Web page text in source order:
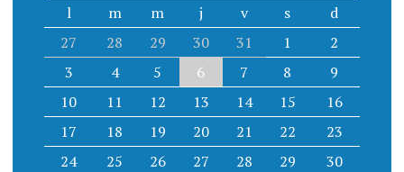
l m m j v s
d
27
28 29 30 31 1
2
3
4 5 6 7 8
9
10
11 12 13 14 15
16
17
18 19 20 21 22
23
24
25 26 27 28 29
30